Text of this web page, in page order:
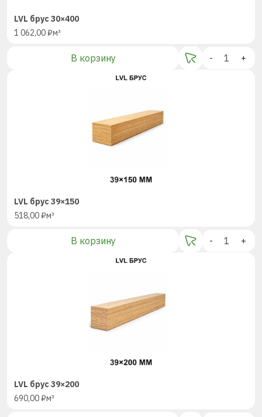
LVL брус 30×400
1 062,00₽м³
В корзину - +
LVL брус 39×150
518,00₽м³
В корзину - +
LVL брус 39×200
690,00₽м³